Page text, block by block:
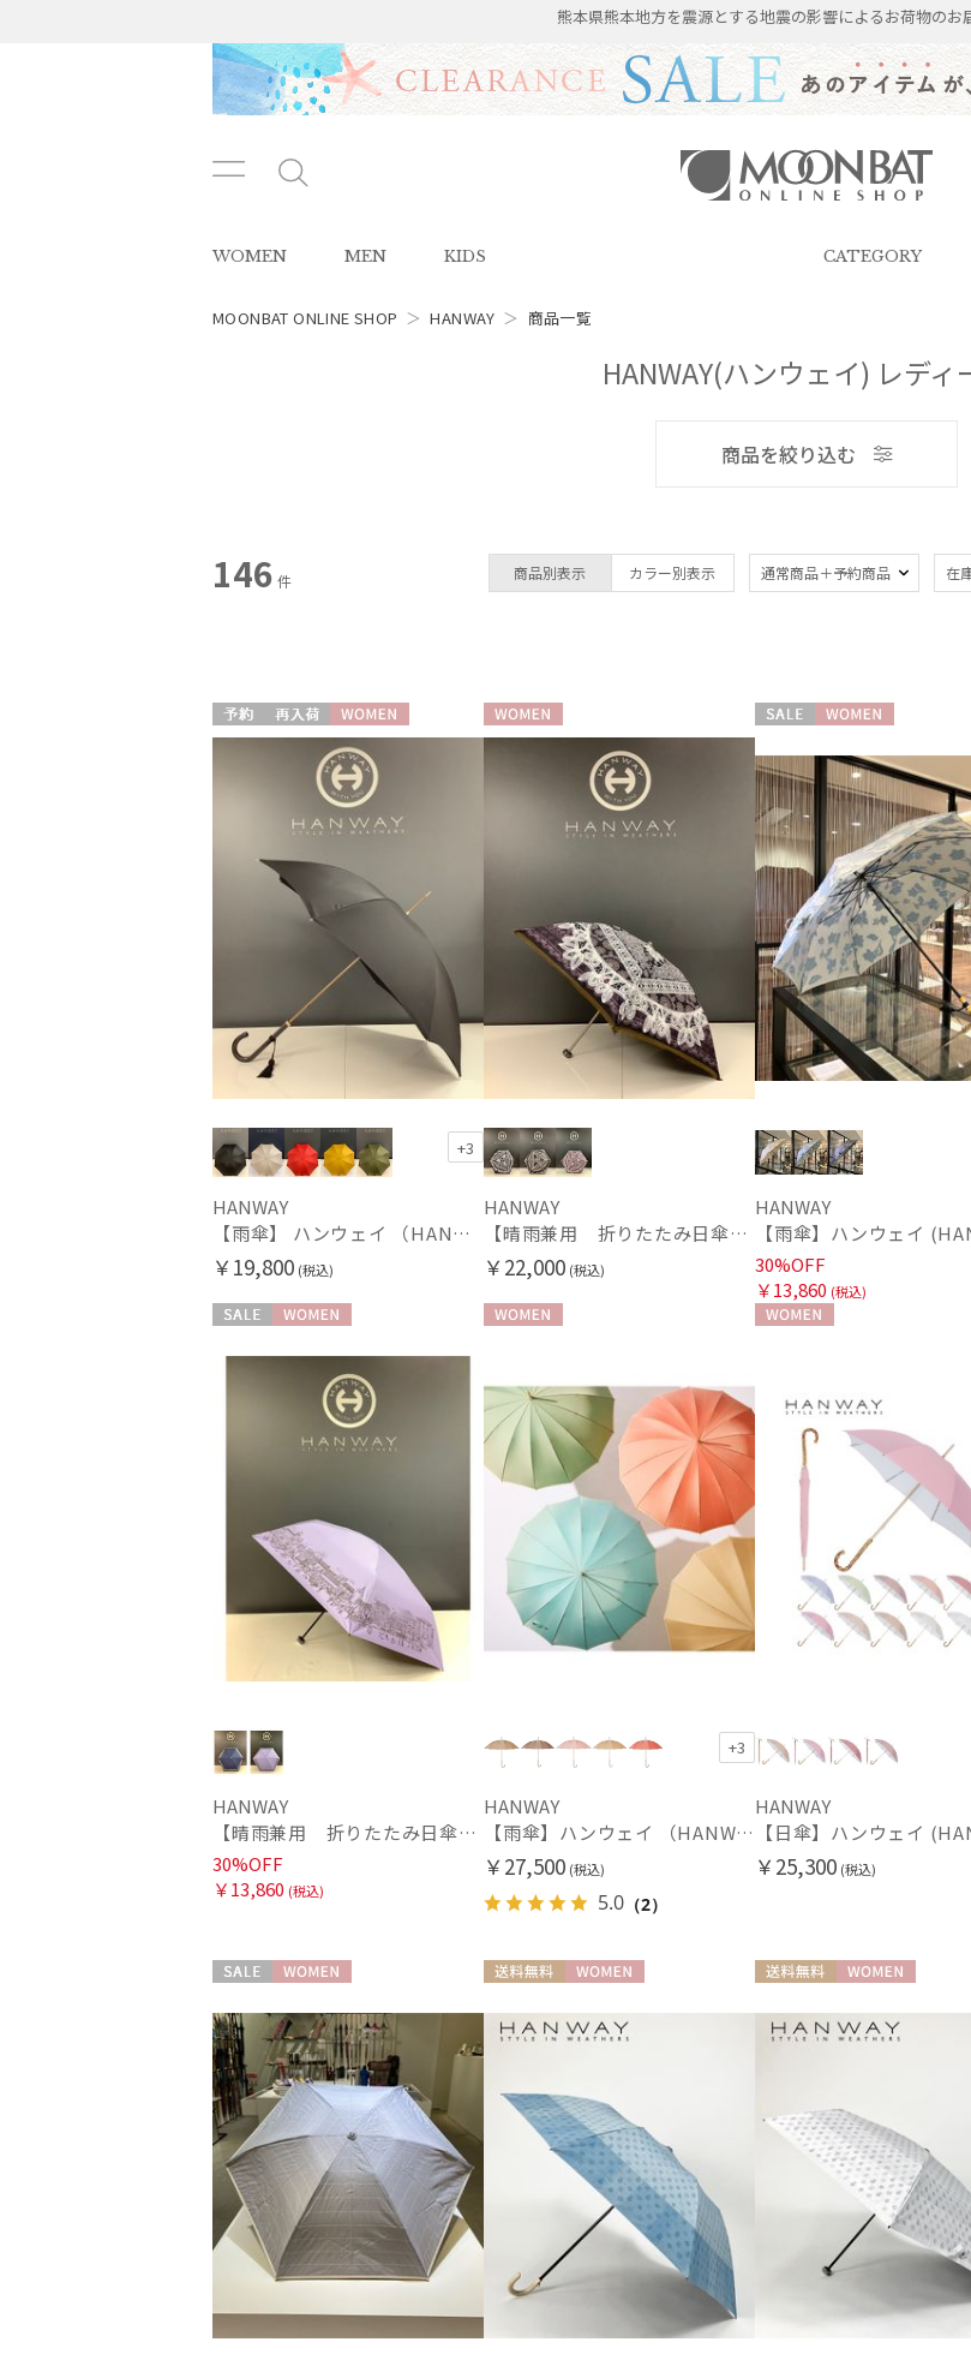
熊本県熊本地方を震源とする地震の影響によるお荷物のお
ン
ュ
ー
タ
SHOP（ムーンバットオンラインシ
WOMEN MEN KIDS CATEGORY
MOONBAT ONLINE SHOP ＞HANWAY ＞ 商品一覧
HANWAY(ハンウェイ) レディ
商品を絞り込む
スタイル
日傘(104)
レインアイテム
ブランド
DAKS
ダックス
estaa
エスタ
FLO(A)TUS
Fuwacool®
フワクール®
Gracy
グレイシー
HANWAY
HANWAY（ギフト）
ハンウェイギフト
HELEN KAMINSKI
ヘレンカミンスキー
HIROKO KOSHINO
ヒロコ コシノ
LANVIN COLLECTION
MACKINTOSH
PHILOSOPHY
マッキントッシュ フィロソフィー
MAGICAL TECH
マジカルテック
masu
マス
miel
ミエル
ミラクルテック
アザーブランド
PAUL&JOE ACCESSOIRES
ポールアンドジョー アクセソワ
POLO RALPH LAUREN
SWASH LONDON
スウォッシュロンドン
urawaza
ウラワザ
一級遮光
耐風傘(6)
親骨：～50cm
(70)
ギフトにおす
め(7)
その他
日本製(37)
価格 (円)
割引率 (%)
通常
入荷状況
新着
146 件 商品別表示 カラー別表示 通常商品＋予約商品 在
予約 再入荷 WOMEN
+3
HANWAY
【雨傘】 ハンウェイ （HANWAY） Couturier クチュリエ 長傘 日本製
￥19,800 (税込)
WOMEN
HANWAY
【晴雨兼用 折りたたみ日傘】ハンウェイ（ＨＡＮＷＡＹ）Vestido de frida（べスティード・デ・フリーダ）
￥22,000 (税込)
HANWAY
30%OFF
￥13,860 (税込)
HANWAY
【晴雨兼用 折りたたみ日傘】ハンウェイ（ＨＡＮＷＡＹ）HW street（ハンウェイ・ストリート）
30%OFF
￥13,860 (税込)
+3
HANWAY
【雨傘】ハンウェイ （HANWAY ）真田耳（サナダミミ）長傘 日本製 カーボン骨
￥27,500 (税込)
5.0 （2）
HANWAY
￥25,300 (税込)